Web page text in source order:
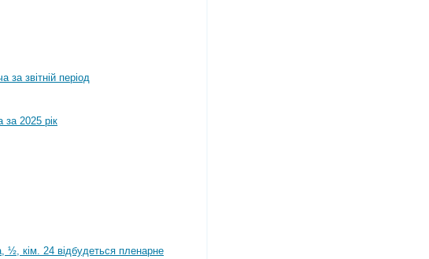
за звітній період
за 2025 рік
½, кім. 24 відбудеться пленарне